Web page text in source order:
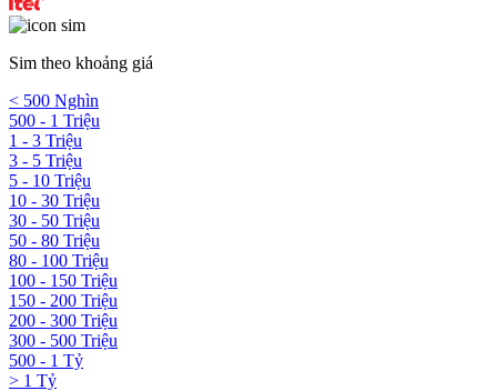
Sim theo khoảng giá
< 500 Nghìn
500 - 1 Triệu
1 - 3 Triệu
3 - 5 Triệu
5 - 10 Triệu
10 - 30 Triệu
30 - 50 Triệu
50 - 80 Triệu
80 - 100 Triệu
100 - 150 Triệu
150 - 200 Triệu
200 - 300 Triệu
300 - 500 Triệu
500 - 1 Tỷ
> 1 Tỷ